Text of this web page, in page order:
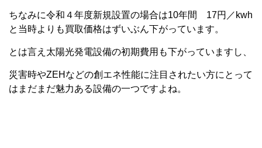
ちなみに令和４年度新規設置の場合は10年間 17円／kwh
と当時よりも買取価格はずいぶん下がっています。
とは言え太陽光発電設備の初期費用も下がっていますし、
災害時やZEHなどの創エネ性能に注目されたい方にとって
はまだまだ魅力ある設備の一つですよね。